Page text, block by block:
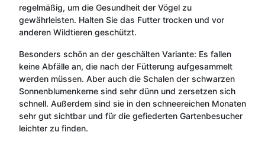
regelmäßig, um die Gesundheit der Vögel zu
gewährleisten. Halten Sie das Futter trocken und vor
anderen Wildtieren geschützt.
Besonders schön an der geschälten Variante: Es fallen
keine Abfälle an, die nach der Fütterung aufgesammelt
werden müssen. Aber auch die Schalen der schwarzen
Sonnenblumenkerne sind sehr dünn und zersetzen sich
schnell. Außerdem sind sie in den schneereichen Monaten
sehr gut sichtbar und für die gefiederten Gartenbesucher
leichter zu finden.